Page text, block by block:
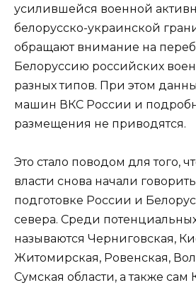
усилившейся военной
белорусско-украинской
обращают внимание на
Белоруссию российских
разных типов. При этом
машин ВКС России и
размещения не приводятся.
Это стало поводом для того,
власти снова начали
подготовке России и
севера. Среди
называются Черниговская,
Житомирская, Ровенская,
Сумская области, а также сам